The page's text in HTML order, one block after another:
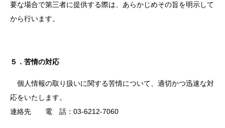
要な場合で第三者に提供する際は、あらかじめその旨を明示して
から行います。
５．苦情の対応
個人情報の取り扱いに関する苦情について、適切かつ迅速な対
応をいたします。
連絡先 電 話：03-6212-7060